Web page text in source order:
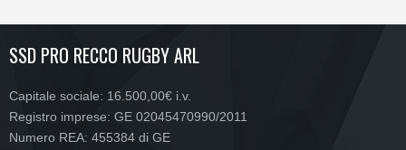
SSD PRO RECCO RUGBY ARL
Capitale sociale: 16.500,00€ i.v.
Registro imprese: GE 02045470990/2011
Numero REA: 455384 di GE